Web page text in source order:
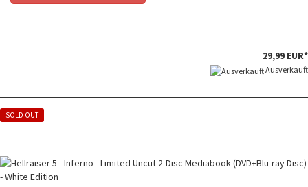
29,99 EUR*
Ausverkauft
SOLD OUT